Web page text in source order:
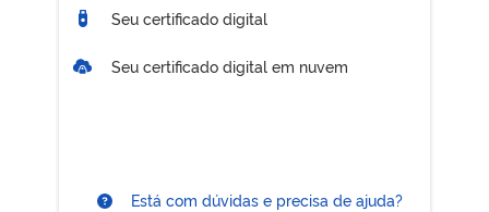
Seu certificado digital
Seu certificado digital em nuvem
Está com dúvidas e precisa de ajuda?